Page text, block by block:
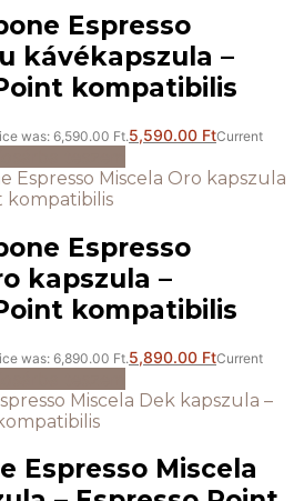
Espresso
kávékapszula –
kompatibilis
was: 6,590.00 Ft.5,590.00 FtCurrent
Espresso
kapszula –
kompatibilis
was: 6,890.00 Ft.5,890.00 FtCurrent
Espresso Miscela